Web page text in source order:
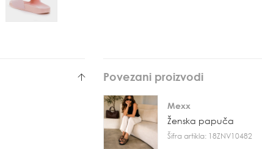
Povezani proizvodi
Mexx
Ženska papuča
Šifra artikla: 18ZNV10482